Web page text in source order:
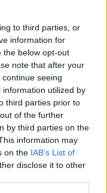
to third parties, or
information for
the below opt-out
note that after your
seeing
utilized by
third parties prior to
of the further
by third parties on the
information may
on the IAB’s List of
disclose it to other
S.a.r.l.
508 15